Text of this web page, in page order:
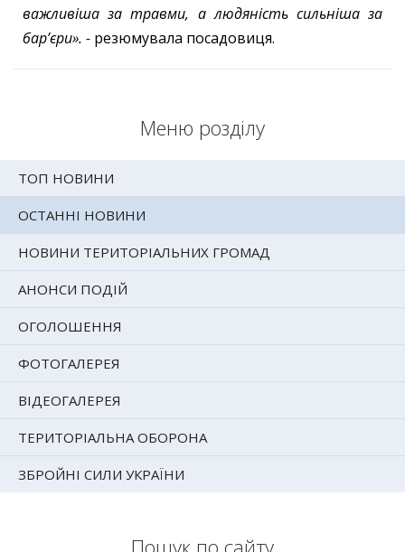
Меню розділу
ТОП НОВИНИ
ОСТАННІ НОВИНИ
НОВИНИ ТЕРИТОРІАЛЬНИХ ГРОМАД
АНОНСИ ПОДІЙ
ОГОЛОШЕННЯ
ФОТОГАЛЕРЕЯ
ВІДЕОГАЛЕРЕЯ
ТЕРИТОРІАЛЬНА ОБОРОНА
ЗБРОЙНІ СИЛИ УКРАЇНИ
Пошук по сайту
важливіша за травми, а людяність сильніша за
бар’єри». - резюмувала посадовиця.